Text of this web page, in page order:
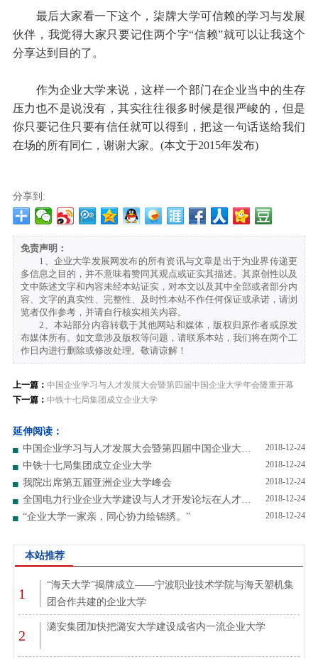
最后大家看一下这个，柒牌大学可信赖的学习与发展
伙伴，我觉得大家只要记住两个字“信赖”就可以让我这个
分享达到目的了。
作为企业大学来说，这样一个部门在企业当中的生存
压力也不是说没有，其实往往很多时候是很严峻的，但是
你只要记住只要有信任就可以得到，把这一句话送给我们
在场的所有同仁，谢谢大家。(本文于2015年发布)
分享到:
免责声明：
1、企业大学发展网发布的所有资讯与文章是出于为业界传递更
多信息之目的，并不意味着赞同其观点或证实其描述。其原创性以及
文中陈述文字和内容未经本站证实，对本文以及其中全部或者部分内
容、文字的真实性、完整性、及时性本站不作任何保证或承诺，请浏
览者仅作参考，并请自行核实相关内容。
2、本站部分内容转载于其他网站和媒体，版权归原作者或原发
布媒体所有。如文章涉及版权等问题，请联系本站，我们将在两个工
作日内进行删除或修改处理。敬请谅解！
上一篇： 中国企业学习与人才发展大会暨第四届中国企业大学年会隆重开幕
下一篇： 中铁十七局集团成立企业大学
延伸阅读：
2018-12-24
2018-12-24
中铁十七局集团成立企业大学
2018-12-24
我院出席第五届亚洲企业大学峰会
2018-12-24
全国电力行业企业大学建设与人才开发论坛在人才学院举办！
2018-12-24
“企业大学一家亲，同心协力绘锦绣。”
本站推荐
1
“海天大学”揭牌成立——宁波职业技术学院与海天塑机集
团合作共建的企业大学
2
潞安集团加快把潞安大学建设成省内一流企业大学